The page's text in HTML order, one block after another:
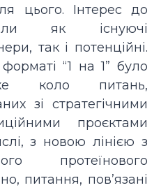
цього. Інтерес до
як існуючі
так і потенційні.
“1 на 1” було
коло питань,
зі стратегічними
проєктами
з новою лінією з
протеїнового
питання, пов’язані